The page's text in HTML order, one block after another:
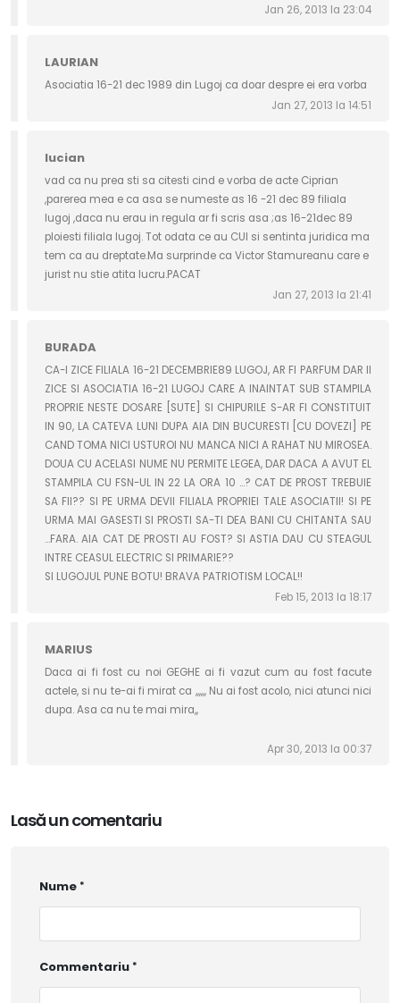
Jan 26, 2013 la 23:04
LAURIAN
Asociatia 16-21 dec 1989 din Lugoj ca doar despre ei era vorba
Jan 27, 2013 la 14:51
lucian
vad ca nu prea sti sa citesti cind e vorba de acte Ciprian
,parerea mea e ca asa se numeste as 16 -21 dec 89 filiala
lugoj ,daca nu erau in regula ar fi scris asa ;as 16-21dec 89
ploiesti filiala lugoj. Tot odata ce au CUI si sentinta juridica ma
tem ca au dreptate.Ma surprinde ca Victor Stamureanu care e
jurist nu stie atita lucru.PACAT
Jan 27, 2013 la 21:41
BURADA
CA-I ZICE FILIALA 16-21 DECEMBRIE89 LUGOJ, AR FI PARFUM DAR II
ZICE SI ASOCIATIA 16-21 LUGOJ CARE A INAINTAT SUB STAMPILA
PROPRIE NESTE DOSARE [SUTE] SI CHIPURILE S-AR FI CONSTITUIT
IN 90, LA CATEVA LUNI DUPA AIA DIN BUCURESTI [CU DOVEZI] PE
CAND TOMA NICI USTUROI NU MANCA NICI A RAHAT NU MIROSEA.
DOUA CU ACELASI NUME NU PERMITE LEGEA, DAR DACA A AVUT EL
STAMPILA CU FSN-UL IN 22 LA ORA 10 ...? CAT DE PROST TREBUIE
SA FII?? SI PE URMA DEVII FILIALA PROPRIEI TALE ASOCIATII! SI PE
URMA MAI GASESTI SI PROSTI SA-TI DEA BANI CU CHITANTA SAU
...FARA. AIA CAT DE PROSTI AU FOST? SI ASTIA DAU CU STEAGUL
INTRE CEASUL ELECTRIC SI PRIMARIE??
SI LUGOJUL PUNE BOTU! BRAVA PATRIOTISM LOCAL!!
Feb 15, 2013 la 18:17
MARIUS
Daca ai fi fost cu noi GEGHE ai fi vazut cum au fost facute
actele, si nu te-ai fi mirat ca ,,,,,, Nu ai fost acolo, nici atunci nici
dupa. Asa ca nu te mai mira,,
Apr 30, 2013 la 00:37
Lasă un comentariu
Nume
Commentariu